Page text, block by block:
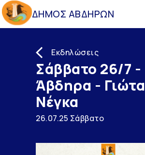
ΔΗΜΟΣ ΑΒΔΗΡΩΝ
Εκδηλώσεις
Σάββατο 26/7 -
Άβδηρα - Γιώτα
Νέγκα
26.07.25 Σάββατο